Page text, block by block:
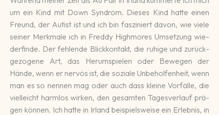
um ein Kind mit Down Syn­drom. Dieses Kind hatte einen
Freund, der Autist ist und ich bin fas­zi­niert davon, wie viele
seiner Merk­male ich in Freddy High­mores Um­setzung wie­
der­finde. Der feh­len­de Blick­kon­takt, die ruhige und zu­rück­
gezo­gene Art, das He­rum­spie­len oder Bewe­gen der
Hände, wenn er nervös ist, die soziale Un­behol­fen­heit, wenn
man es so nennen mag oder auch dass kleine Vorfälle, die
viel­leicht harm­los wirken, den ge­sam­ten Ta­ges­ver­lauf prä­
gen können. Ich hatte in Ir­land bei­spiels­weise ein Er­lebnis, in